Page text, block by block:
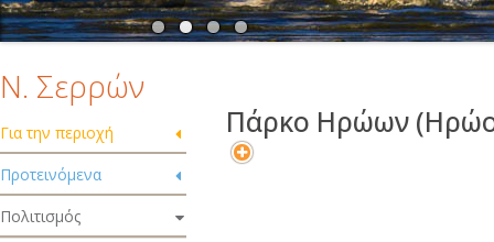
Ν. Σερρών
Για την περιοχή
Προτεινόμενα
Πολιτισμός
Πάρκο Ηρώων